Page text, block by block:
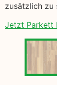
zusätzlich zu
Jetzt Parkett